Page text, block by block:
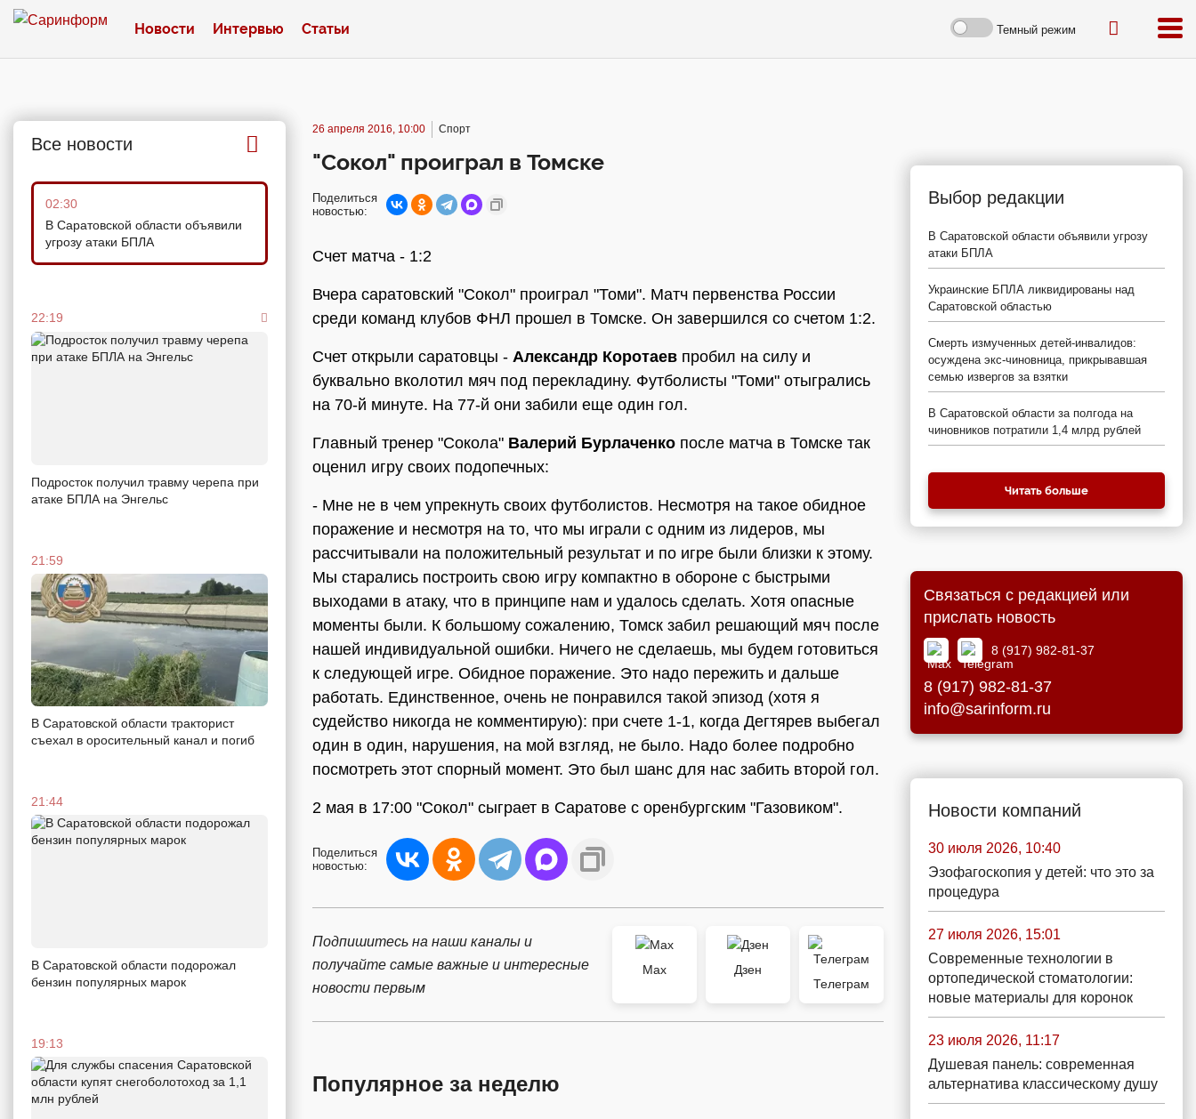
Новости Интервью Статьи Темный режим
Все новости
02:30
В Саратовской области объявили
угрозу атаки БПЛА
22:19
Подросток получил травму черепа при
атаке БПЛА на Энгельс
21:59
В Саратовской области тракторист
съехал в оросительный канал и погиб
21:44
В Саратовской области подорожал
бензин популярных марок
19:13
26 апреля 2016, 10:00 Спорт
"Сокол" проиграл в Томске
Поделиться
новостью:
Счет матча - 1:2
Вчера саратовский "Сокол" проиграл "Томи". Матч первенства России
среди команд клубов ФНЛ прошел в Томске. Он завершился со счетом 1:2.
Счет открыли саратовцы - Александр Коротаев пробил на силу и
буквально вколотил мяч под перекладину. Футболисты "Томи" отыгрались
на 70-й минуте. На 77-й они забили еще один гол.
Главный тренер "Сокола" Валерий Бурлаченко после матча в Томске так
оценил игру своих подопечных:
- Мне не в чем упрекнуть своих футболистов. Несмотря на такое обидное
поражение и несмотря на то, что мы играли с одним из лидеров, мы
рассчитывали на положительный результат и по игре были близки к этому.
Мы старались построить свою игру компактно в обороне с быстрыми
выходами в атаку, что в принципе нам и удалось сделать. Хотя опасные
моменты были. К большому сожалению, Томск забил решающий мяч после
нашей индивидуальной ошибки. Ничего не сделаешь, мы будем готовиться
к следующей игре. Обидное поражение. Это надо пережить и дальше
работать. Единственное, очень не понравился такой эпизод (хотя я
судейство никогда не комментирую): при счете 1-1, когда Дегтярев выбегал
один в один, нарушения, на мой взгляд, не было. Надо более подробно
посмотреть этот спорный момент. Это был шанс для нас забить второй гол.
2 мая в 17:00 "Сокол" сыграет в Саратове с оренбургским "Газовиком".
Поделиться
новостью:
Подпишитесь на наши каналы и
получайте самые важные и интересные
новости первым
Max
Дзен
Телеграм
Популярное за неделю
Выбор редакции
В Саратовской области объявили угрозу
атаки БПЛА
Украинские БПЛА ликвидированы над
Саратовской областью
Смерть измученных детей-инвалидов:
осуждена экс-чиновница, прикрывавшая
семью извергов за взятки
В Саратовской области за полгода на
чиновников потратили 1,4 млрд рублей
Читать больше
Связаться с редакцией или
прислать новость
8 (917) 982-81-37
8 (917) 982-81-37
info@sarinform.ru
Новости компаний
30 июля 2026, 10:40
Эзофагоскопия у детей: что это за
процедура
27 июля 2026, 15:01
Современные технологии в
ортопедической стоматологии:
новые материалы для коронок
23 июля 2026, 11:17
Душевая панель: современная
альтернатива классическому душу